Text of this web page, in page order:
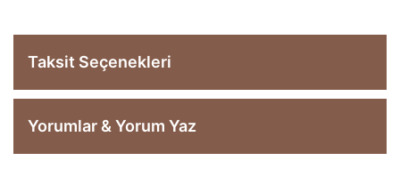
Taksit Seçenekleri
Yorumlar & Yorum Yaz